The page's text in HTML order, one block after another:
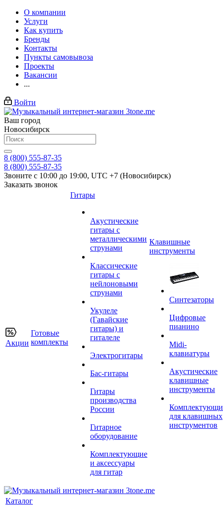
О компании
Услуги
Как купить
Бренды
Контакты
Пункты самовывоза
Проекты
Вакансии
...
Войти
Ваш город
Новосибирск
8 (800) 555-87-35
8 (800) 555-87-35
Звоните с 10:00 до 19:00, UTC +7 (Новосибирск)
Заказать звонок
Акции
Готовые
комплекты
Гитары
Акустические
гитары с
металлическими
струнами
Классические
гитары с
нейлоновыми
струнами
Укулеле
(Гавайские
гитары) и
гиталеле
Электрогитары
Бас-гитары
Гитары
производства
России
Гитарное
оборудование
Комплектующие
и аксессуары
для гитар
Клавишные
инструменты
Синтезаторы
Цифровые
пианино
Midi-
клавиатуры
Акустические
клавишные
инструменты
для клавишных
инструментов
Каталог